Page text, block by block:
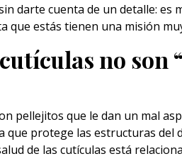
darte cuenta de un detalle:
que estás tienen una misión
no son
pellejitos que le dan un mal
que protege las estructuras
de las cutículas está